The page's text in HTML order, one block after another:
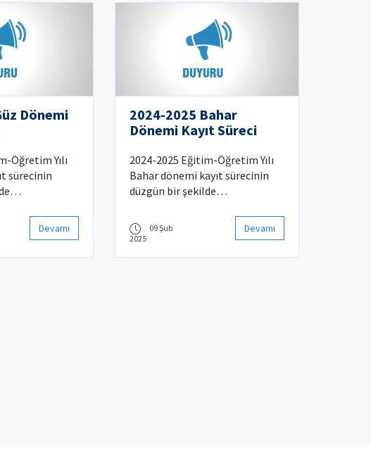
Dönemi
Öğretim Yılı
sürecinin
Devamı
2024-2025 Bahar
Dönemi Kayıt Süreci
2024-2025 Eğitim-Öğretim Yılı
Bahar dönemi kayıt sürecinin
düzgün bir şekilde
bölümümüzce uygulanacak
kurallara ilişkin
09 Şub
2025
Devamı